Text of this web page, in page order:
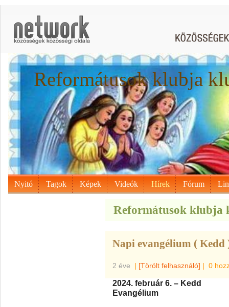
Reformátusok klubja
Nyitó Tagok Képek Videók Hírek Fórum
Reformátusok klubja
Napi evangélium ( Kedd
2 éve | [Törölt felhasználó] | 0
2024. február 6. – Kedd
Evangélium